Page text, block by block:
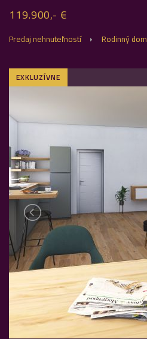
119.900,- €
Predaj nehnuteľností Rodinný dom
EXKLUZÍVNE